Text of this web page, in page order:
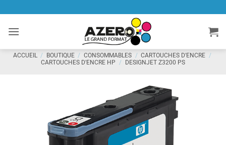
contenu
ACCUEIL / BOUTIQUE / CONSOMMABLES / CARTOUCHES D'ENCRE /
CARTOUCHES D'ENCRE HP / DESIGNJET Z3200 PS